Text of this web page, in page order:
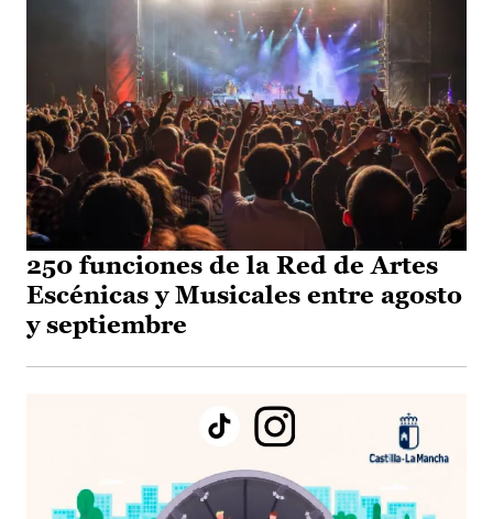
250 funciones de la Red de Artes
Escénicas y Musicales entre agosto
y septiembre